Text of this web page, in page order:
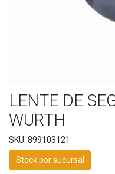
LENTE DE
WURTH
SKU: 899103121
Stock por sucursal